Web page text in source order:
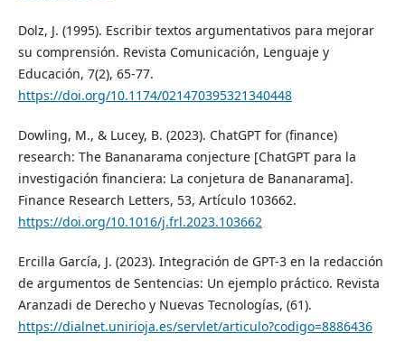
Dolz, J. (1995). Escribir textos argumentativos para mejorar
su comprensión. Revista Comunicación, Lenguaje y
Educación, 7(2), 65-77.
https://doi.org/10.1174/021470395321340448
Dowling, M., & Lucey, B. (2023). ChatGPT for (finance)
research: The Bananarama conjecture [ChatGPT para la
investigación financiera: La conjetura de Bananarama].
Finance Research Letters, 53, Artículo 103662.
https://doi.org/10.1016/j.frl.2023.103662
Ercilla García, J. (2023). Integración de GPT-3 en la redacción
de argumentos de Sentencias: Un ejemplo práctico. Revista
Aranzadi de Derecho y Nuevas Tecnologías, (61).
https://dialnet.unirioja.es/servlet/articulo?codigo=8886436